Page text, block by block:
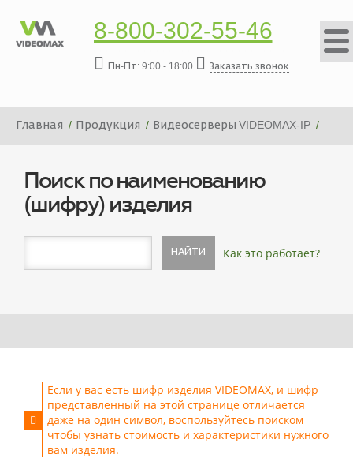
8-800-302-55-46
Пн-Пт: 9:00 - 18:00 Заказать звонок
Главная Продукция
Видеосерверы VIDEOMAX-IP
Поиск по наименованию
(шифру) изделия
НАЙТИ Как это работает?
Если у вас есть шифр изделия VIDEOMAX, и шифр
представленный на этой странице отличается
даже на один символ, воспользуйтесь поиском
чтобы узнать стоимость и характеристики нужного
вам изделия.